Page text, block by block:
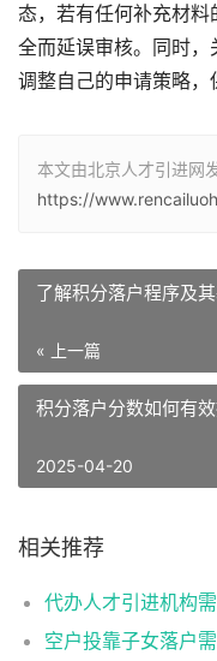
态，若有任何补充材
全而延误审核。同时
调整自己的申请策略，
本文由北京人才引进网
https://
了解积分落户程序及
« 上一篇
积分落户分数如何有效
2025-04-20
相关推荐
代办人才引进机构
空户投靠子女落户